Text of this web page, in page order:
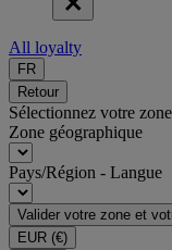
All loyalty
FR
Retour
Sélectionnez votre
Zone géographique
Pays/Région - Langue
Valider votre zone et
EUR (€)